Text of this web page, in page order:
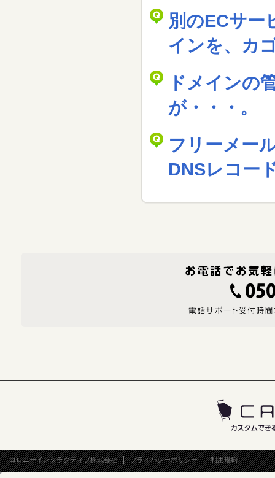
別のECサー
インを、カ
ドメインの
が・・・。
フリーメー
DNSレコー
コロニーインタラクティブ株式会社 プライバシーポリシー 利用規約